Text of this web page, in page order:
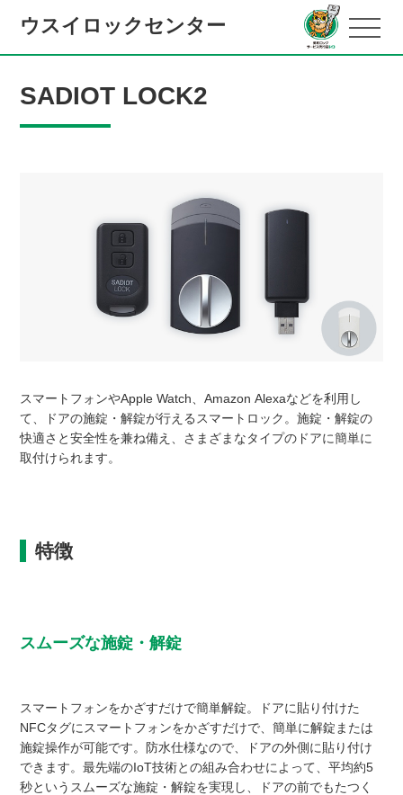
ウスイロックセンター
SADIOT LOCK2
スマートフォンやApple Watch、Amazon Alexaなどを利用し
て、ドアの施錠・解錠が行えるスマートロック。施錠・解錠の
快適さと安全性を兼ね備え、さまざまなタイプのドアに簡単に
取付けられます。
特徴
スムーズな施錠・解錠
スマートフォンをかざすだけで簡単解錠。ドアに貼り付けた
NFCタグにスマートフォンをかざすだけで、簡単に解錠または
施錠操作が可能です。防水仕様なので、ドアの外側に貼り付け
できます。最先端のIoT技術との組み合わせによって、平均約5
秒というスムーズな施錠・解錠を実現し、ドアの前でもたつく